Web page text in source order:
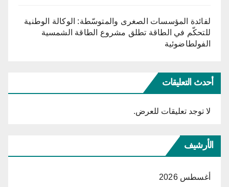
لفائدة المؤسسات الصغرى والمتوسّطة: الوكالة الوطنية
للتحكّم في الطاقة تطلق مشروع الطاقة الشمسية
الفولطاضوئية
أحدث التعليقات
لا توجد تعليقات للعرض.
الأرشيف
أغسطس 2026